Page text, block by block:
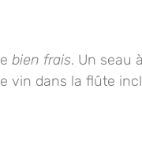
bien frais. Un seau
vin dans la flûte